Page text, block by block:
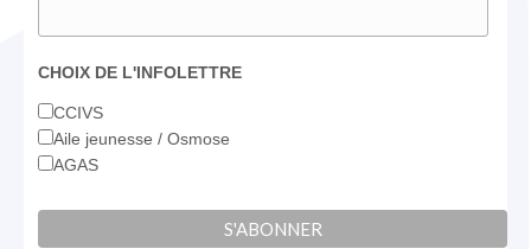
CHOIX DE L'INFOLETTRE
CCIVS
Aile jeunesse / Osmose
AGAS